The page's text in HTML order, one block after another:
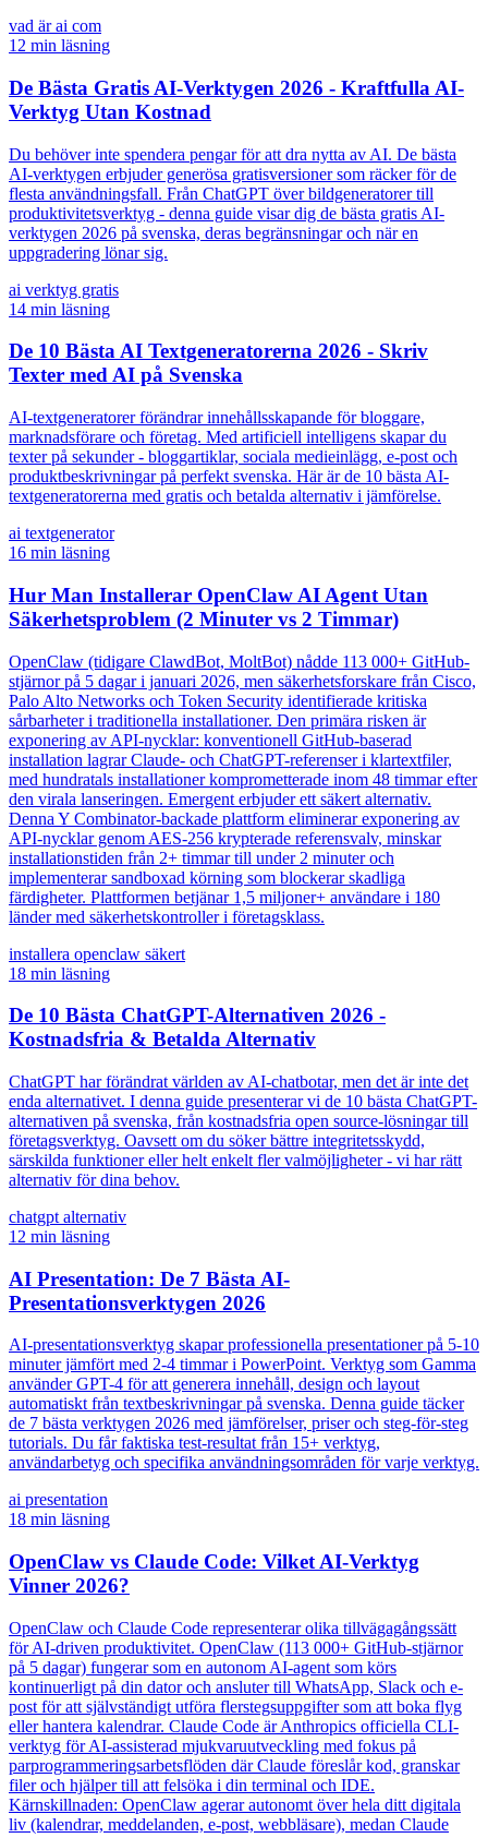
vad är ai com
12 min läsning
De Bästa Gratis AI-Verktygen 2026 - Kraftfulla AI-
Verktyg Utan Kostnad
Du behöver inte spendera pengar för att dra nytta av AI. De bästa
AI-verktygen erbjuder generösa gratisversioner som räcker för de
flesta användningsfall. Från ChatGPT över bildgeneratorer till
produktivitetsverktyg - denna guide visar dig de bästa gratis AI-
verktygen 2026 på svenska, deras begränsningar och när en
uppgradering lönar sig.
ai verktyg gratis
14 min läsning
De 10 Bästa AI Textgeneratorerna 2026 - Skriv
Texter med AI på Svenska
AI-textgeneratorer förändrar innehållsskapande för bloggare,
marknadsförare och företag. Med artificiell intelligens skapar du
texter på sekunder - bloggartiklar, sociala medieinlägg, e-post och
produktbeskrivningar på perfekt svenska. Här är de 10 bästa AI-
textgeneratorerna med gratis och betalda alternativ i jämförelse.
ai textgenerator
16 min läsning
Hur Man Installerar OpenClaw AI Agent Utan
Säkerhetsproblem (2 Minuter vs 2 Timmar)
OpenClaw (tidigare ClawdBot, MoltBot) nådde 113 000+ GitHub-
stjärnor på 5 dagar i januari 2026, men säkerhetsforskare från Cisco,
Palo Alto Networks och Token Security identifierade kritiska
sårbarheter i traditionella installationer. Den primära risken är
exponering av API-nycklar: konventionell GitHub-baserad
installation lagrar Claude- och ChatGPT-referenser i klartextfiler,
med hundratals installationer komprometterade inom 48 timmar efter
den virala lanseringen. Emergent erbjuder ett säkert alternativ.
Denna Y Combinator-backade plattform eliminerar exponering av
API-nycklar genom AES-256 krypterade referensvalv, minskar
installationstiden från 2+ timmar till under 2 minuter och
implementerar sandboxad körning som blockerar skadliga
färdigheter. Plattformen betjänar 1,5 miljoner+ användare i 180
länder med säkerhetskontroller i företagsklass.
installera openclaw säkert
18 min läsning
De 10 Bästa ChatGPT-Alternativen 2026 -
Kostnadsfria & Betalda Alternativ
ChatGPT har förändrat världen av AI-chatbotar, men det är inte det
enda alternativet. I denna guide presenterar vi de 10 bästa ChatGPT-
alternativen på svenska, från kostnadsfria open source-lösningar till
företagsverktyg. Oavsett om du söker bättre integritetsskydd,
särskilda funktioner eller helt enkelt fler valmöjligheter - vi har rätt
alternativ för dina behov.
chatgpt alternativ
12 min läsning
AI Presentation: De 7 Bästa AI-
Presentationsverktygen 2026
AI-presentationsverktyg skapar professionella presentationer på 5-10
minuter jämfört med 2-4 timmar i PowerPoint. Verktyg som Gamma
använder GPT-4 för att generera innehåll, design och layout
automatiskt från textbeskrivningar på svenska. Denna guide täcker
de 7 bästa verktygen 2026 med jämförelser, priser och steg-för-steg
tutorials. Du får faktiska test-resultat från 15+ verktyg,
användarbetyg och specifika användningsområden för varje verktyg.
ai presentation
18 min läsning
OpenClaw vs Claude Code: Vilket AI-Verktyg
Vinner 2026?
OpenClaw och Claude Code representerar olika tillvägagångssätt
för AI-driven produktivitet. OpenClaw (113 000+ GitHub-stjärnor
på 5 dagar) fungerar som en autonom AI-agent som körs
kontinuerligt på din dator och ansluter till WhatsApp, Slack och e-
post för att självständigt utföra flerstegsuppgifter som att boka flyg
eller hantera kalendrar. Claude Code är Anthropics officiella CLI-
verktyg för AI-assisterad mjukvaruutveckling med fokus på
parprogrammeringsarbetsflöden där Claude föreslår kod, granskar
filer och hjälper till att felsöka i din terminal och IDE.
Kärnskillnaden: OpenClaw agerar autonomt över hela ditt digitala
liv (kalendrar, meddelanden, e-post, webbläsare), medan Claude